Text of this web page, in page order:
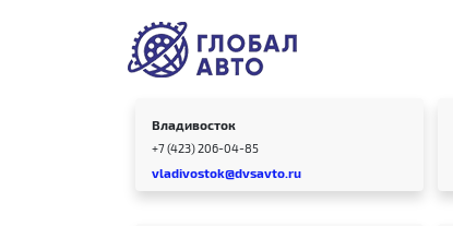
Владивосток
+7 (423) 206-04-85
vladivostok@dvsavto.ru